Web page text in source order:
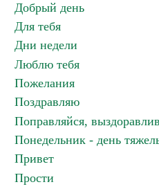
Добрый день
Для тебя
Дни недели
Люблю тебя
Пожелания
Поздравляю
Поправляйся,
Понедельник - день
Привет
Прости